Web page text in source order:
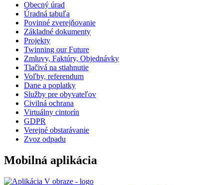
Obecný úrad
Úradná tabuľa
Povinné zverejňovanie
Základné dokumenty
Projekty
Twinning our Future
Zmluvy, Faktúry, Objednávky
Tlačivá na stiahnutie
Voľby, referendum
Dane a poplatky
Služby pre obyvateľov
Civilná ochrana
Virtuálny cintorín
GDPR
Verejné obstarávanie
Zvoz odpadu
Mobilná aplikácia